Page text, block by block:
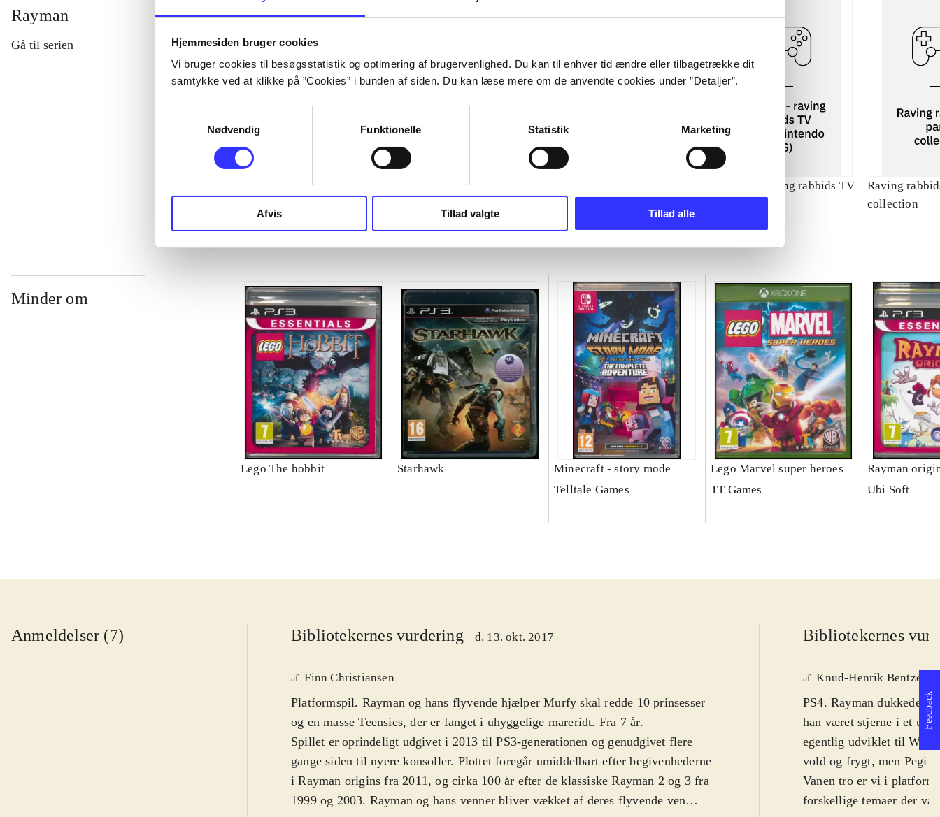
Hjemmesiden bruger cookies
Vi bruger cookies til besøgsstatistik og optimering af brugervenlighed. Du kan til enhver tid ændre eller tilbagetrække dit
samtykke ved at klikke på ”Cookies” i bunden af siden. Du kan læse mere om de anvendte cookies under ”Detaljer”.
Nødvendig
Funktionelle Statistik Marketing
Afvis Tillad valgte Tillad alle
Rayman
Gå til serien
Rayman M
Rayman 3
Rayman - raving rabbids 2
Rayman - raving rabbids TV
Raving
collection
Minder om
Lego The hobbit Starhawk
Minecraft - story mode
Telltale Games
Lego Marvel super heroes
TT Games
Rayman
Ubi Soft
Anmeldelser (7) Bibliotekernes vurdering d. 13. okt. 2017
af Finn Christiansen
Platformspil. Rayman og hans flyvende hjælper Murfy skal redde 10 prinsesser
og en masse Teensies, der er fanget i uhyggelige mareridt. Fra 7 år.
Spillet er oprindeligt udgivet i 2013 til PS3-generationen og genudgivet flere
gange siden til nyere konsoller. Plottet foregår umiddelbart efter begivenhederne
iRayman origins fra 2011, og cirka 100 år efter de klassiske Rayman 2 og 3 fra
1999 og 2003. Rayman og hans venner bliver vækket af deres flyvende ven
Bibliotekernes
af Knud-Henrik Bentzen
PS4. Rayman dukkede
han været stjerne i et
egentlig udviklet til WiiU
vold og frygt, men Pegi
Vanen tro er vi i
forskellige temaer der
Feedback